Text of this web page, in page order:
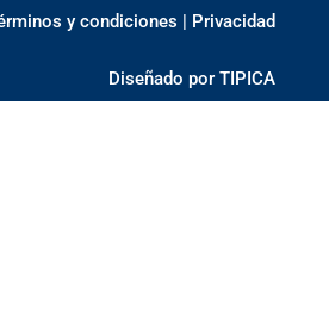
y condiciones | Privacidad
Diseñado por TIPICA